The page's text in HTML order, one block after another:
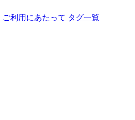
ご利用にあたって タグ一覧